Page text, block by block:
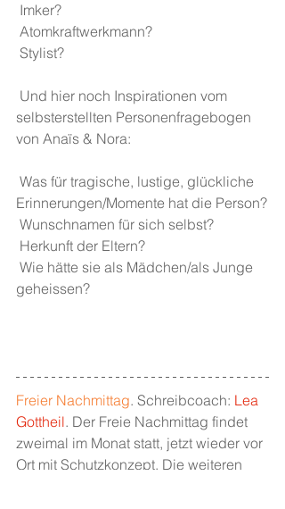
Imker?
Atomkraftwerkmann?
Stylist?
selbsterstellten Personenfragebogen
von Anaïs & Nora:
Erinnerungen/Momente hat die Person?
Wunschnamen für sich selbst?
Herkunft der Eltern?
geheissen?
Freier Nachmittag. Schreibcoach: Lea
Gottheil. Der Freie Nachmittag findet
zweimal im Monat statt, jetzt wieder vor
Ort mit Schutzkonzept. Die weiteren